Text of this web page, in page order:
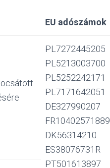
EU adószámok
PL7272445205
PL5213003700
PL5252242171
PL7171642051
DE327990207
FR10402571889
DK56314210
ES38076731R
PT501613897